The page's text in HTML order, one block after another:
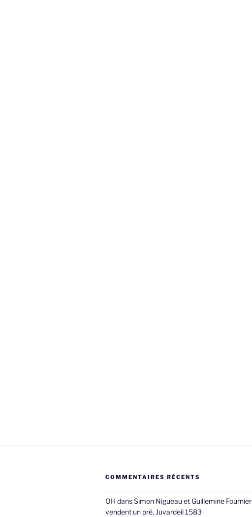
COMMENTAIRES RÉCENTS
OH dansSimon Nigueau et Guillemine Fournier
vendent un pré, Juvardeil 1583